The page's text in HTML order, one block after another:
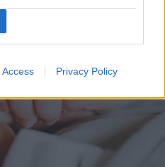
Access Privacy Policy